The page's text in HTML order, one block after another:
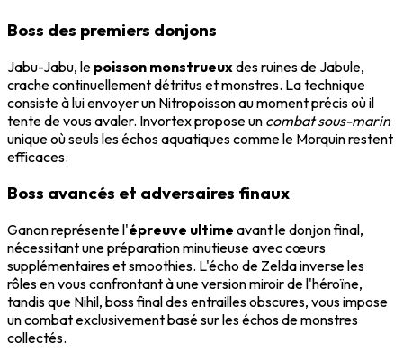
Boss des premiers donjons
Jabu-Jabu, le poisson monstrueuxdes ruines de Jabule,
crache continuellement détritus et monstres. La technique
consiste à lui envoyer un Nitropoisson au moment précis où il
tente de vous avaler. Invortex propose un combat sous-marin
unique où seuls les échos aquatiques comme le Morquin restent
efficaces.
Boss avancés et adversaires finaux
Ganon représente l'épreuve ultime avant le donjon final,
nécessitant une préparation minutieuse avec cœurs
supplémentaires et smoothies. L'écho de Zelda inverse les
rôles en vous confrontant à une version miroir de l'héroïne,
tandis que Nihil, boss final des entrailles obscures, vous impose
un combat exclusivement basé sur les échos de monstres
collectés.